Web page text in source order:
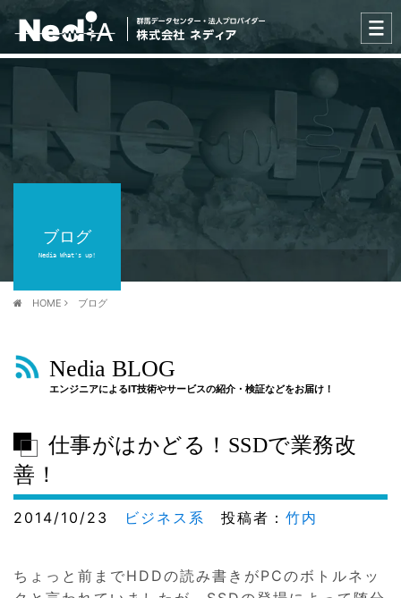
ブログ
Nedia What's up!
HOME ブログ
Nedia BLOG
エンジニアによるIT技術やサービスの紹介・検証などをお届け！
仕事がはかどる！SSDで業務改
善！
2014/10/23 ビジネス系 投稿者： 竹内
ちょっと前までHDDの読み書きがPCのボトルネッ